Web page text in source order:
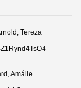
Tereza
Amálie